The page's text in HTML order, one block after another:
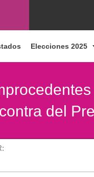
Elecciones 2025
del